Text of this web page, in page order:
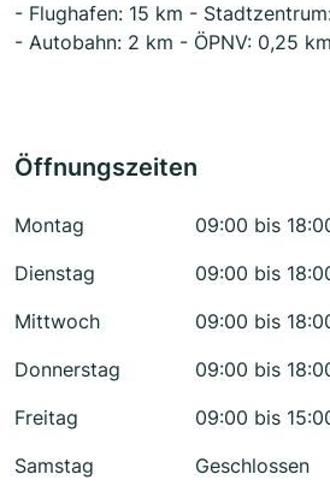
- Flughafen: 15 km -
- Autobahn: 2 km - ÖPNV: 0,25
Öffnungszeiten
Montag
09:00 bis
Dienstag
09:00 bis
Mittwoch
09:00 bis
Donnerstag
09:00 bis
Freitag
09:00 bis
Samstag
Geschlossen